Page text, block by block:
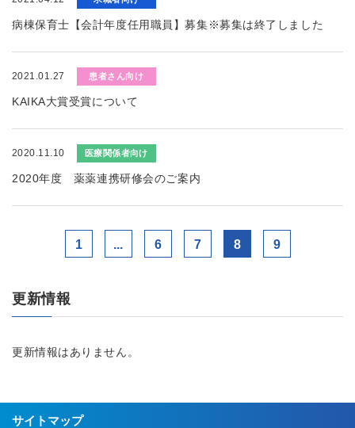
病棟保育士【会計年度任用職員】募集※募集は終了しました
2021.01.27 患者さん向け
KAIKA大賞受賞について
2020.11.10 医療関係者向け
2020年度 薬薬連携研修会のご案内
1 ... 6 7 8 9
更新情報
更新情報はありません。
サイトマップ